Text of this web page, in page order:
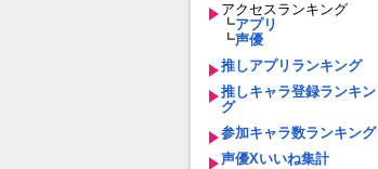
アクセスランキング
┗アプリ
┗声優
推しアプリランキング
推しキャラ登録ランキン
グ
参加キャラ数ランキング
声優Xいいね集計